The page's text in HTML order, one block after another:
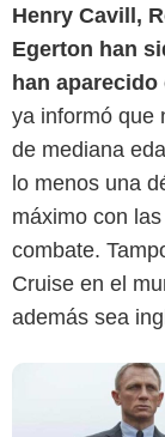
Henry Cavill,
Egerton han
han
ya informó que
de mediana
lo menos una
máximo con
combate.
Cruise en el
además sea